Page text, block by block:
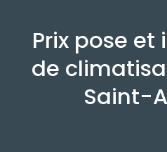
Prix pose
de
Saint-